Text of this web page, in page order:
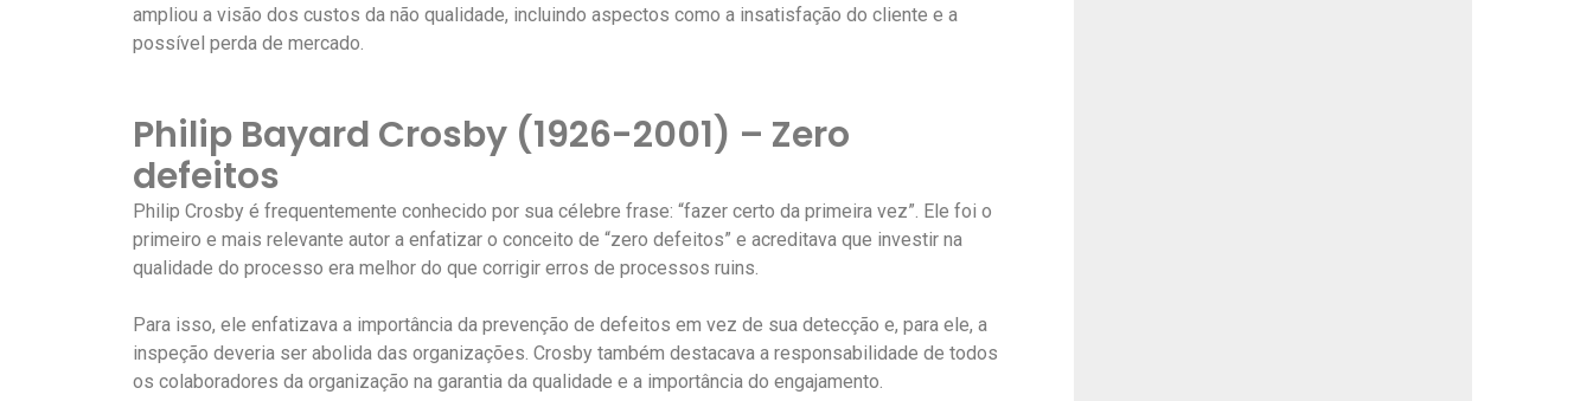
ampliou a visão dos custos da não qualidade, incluindo aspectos como a insatisfação do cliente e a
possível perda de mercado.
Philip Bayard Crosby (1926-2001) – Zero
defeitos
Philip Crosby é frequentemente conhecido por sua célebre frase: “fazer certo da primeira vez”. Ele foi o
primeiro e mais relevante autor a enfatizar o conceito de “zero defeitos” e acreditava que investir na
qualidade do processo era melhor do que corrigir erros de processos ruins.
Para isso, ele enfatizava a importância da prevenção de defeitos em vez de sua detecção e, para ele, a
inspeção deveria ser abolida das organizações. Crosby também destacava a responsabilidade de todos
os colaboradores da organização na garantia da qualidade e a importância do engajamento.